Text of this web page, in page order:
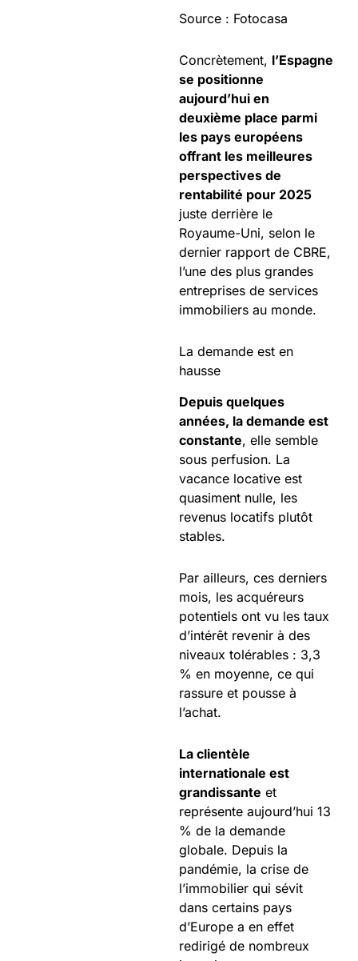
Source : Fotocasa
Concrètement, l’Espagne
se positionne
aujourd’hui en
deuxième place parmi
les pays européens
offrant les meilleures
perspectives de
rentabilité pour 2025
juste derrière le
Royaume-Uni, selon le
dernier rapport de CBRE,
l’une des plus grandes
entreprises de services
immobiliers au monde.
La demande est en
hausse
Depuis quelques
années, la demande est
constante, elle semble
sous perfusion. La
vacance locative est
quasiment nulle, les
revenus locatifs plutôt
stables.
Par ailleurs, ces derniers
mois, les acquéreurs
potentiels ont vu les taux
d’intérêt revenir à des
niveaux tolérables : 3,3
% en moyenne, ce qui
rassure et pousse à
l’achat.
La clientèle
internationale est
grandissante et
représente aujourd’hui 13
% de la demande
globale. Depuis la
pandémie, la crise de
l’immobilier qui sévit
dans certains pays
d’Europe a en effet
redirigé de nombreux